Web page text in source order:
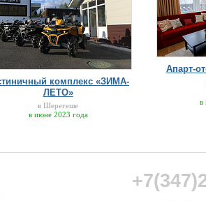
комплекс «ЗИМА-
ЛЕТО»
в Шерегеше
в июне 2023 года
Апарт-
в